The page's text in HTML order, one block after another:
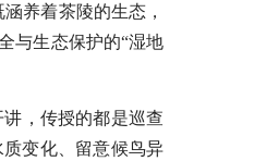
养着茶陵的生态，
与生态保护的“湿地
，传授的都是巡查
变化、留意候鸟异